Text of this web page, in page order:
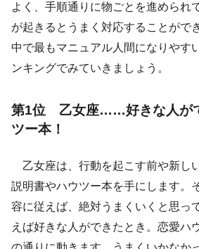
よく、手順通りに物ごとを進められ
が起きるとうまく対応することがで
中で最もマニュアル人間になりや
ンキングでみていきましょう。
第1位 乙女座……好きな人が
ツー本！
乙女座は、行動を起こす前や新し
説明書やハウツー本を手にします。
容に従えば、絶対うまくいくと思っ
えば好きな人ができたとき。恋愛ハ